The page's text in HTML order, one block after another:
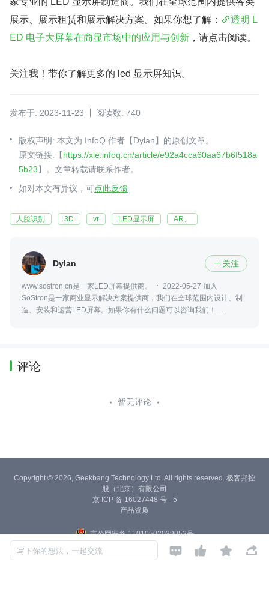
展示、展示租赁和展示解决方案。如果你想了解：
透明 L
ED 电子大屏幕在商显市场中的应用与创新 ，请点击阅读。
关注我！带你了解更多的 led 显示屏知识。
发布于: 2023-11-23 阅读数: 740
版权声明: 本文为 InfoQ 作者【Dylan】的原创文章。
原文链接:【https://xie.infoq.cn/article/e92a4cca60aa67b6f518a
5b23】。文章转载请联系作者。
如对本文有异议，可点此反馈
人脸识别 3D vr LED显示屏 AR、
Dylan  关注
www.sostron.cn是一家LED屏幕提供商。
2022-05-27 加入
SoStron是一家商业显示解决方案提供商，我们在全球范围内设计、制
造、安装和运营LED屏幕。如果你有什么问题可以咨询我们！
评论
暂无评论
写下你的想法，一起交流    
Copyright © 2026, Geekbang Technology Ltd. All rights reserved. 极客邦控
股（北京）有限公司
京 ICP 备 16027448 号 - 5
产品资质
京公网安备 11010502039052号